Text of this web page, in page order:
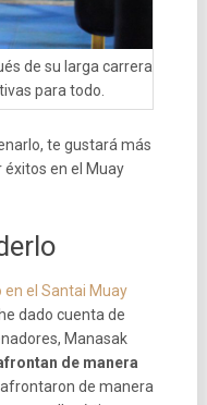
de su larga carrera
para todo.
te gustará más
éxitos en el Muay
el Santai Muay
dado cuenta de
Manasak
de manera
afrontaron de manera